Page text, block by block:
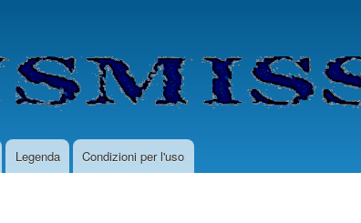
principale
Legenda Condizioni per l'uso